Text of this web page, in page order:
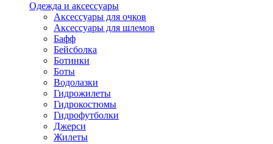
Одежда и аксессуары
Аксессуары для очков
Аксессуары для шлемов
Бафф
Бейсболка
Ботинки
Боты
Водолазки
Гидрожилеты
Гидрокостюмы
Гидрофутболки
Джерси
Жилеты